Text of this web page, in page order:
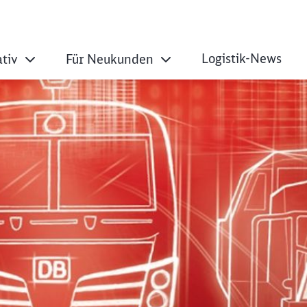
link2rail
Für Neukunden Logistik-News